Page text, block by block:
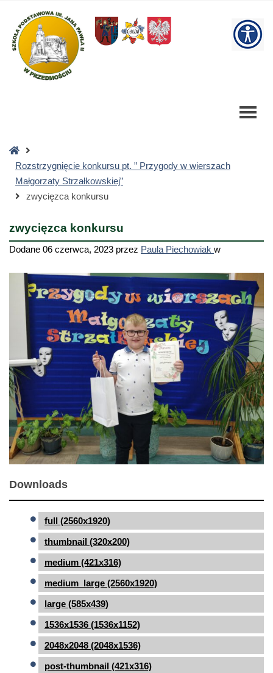
konkursu
Szkoła
Podstawowa
Strona
główna
Rozstrzygnięcie konkursu pt. ” Przygody w wierszach
Małgorzaty Strzałkowskiej”
zwycięzca konkursu
zwycięzca konkursu
Dodane 06 czerwca, 2023 przez Paula Piechowiak w
Downloads
full (2560x1920)
thumbnail (320x200)
medium (421x316)
medium_large (2560x1920)
large (585x439)
1536x1536 (1536x1152)
2048x2048 (2048x1536)
post-thumbnail (421x316)